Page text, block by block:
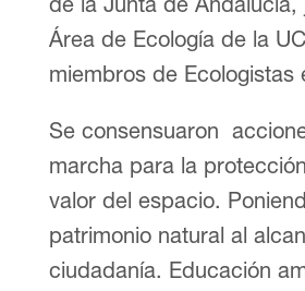
Área de Ecología de la
miembros de Ecologistas
Se consensuaron
marcha para la
valor del espacio.
patrimonio natural al
ciudadanía. Educación